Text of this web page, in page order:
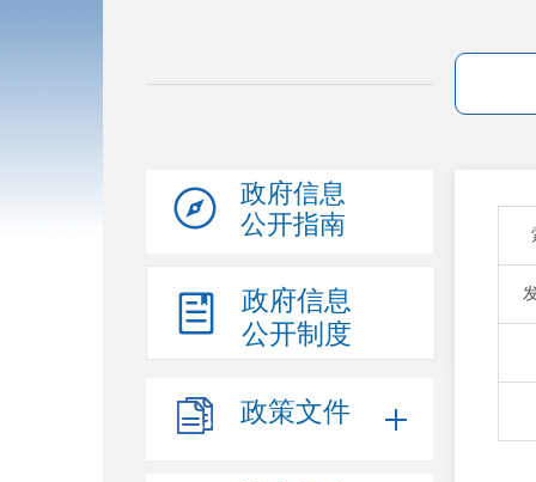
政府信息
公开指南
政府信息
公开制度
政策文件